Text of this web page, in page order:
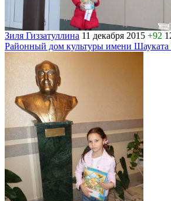
Зиля Гиззатуллина 11 декабря 2015 +92
Районный дом культуры имени Шауката